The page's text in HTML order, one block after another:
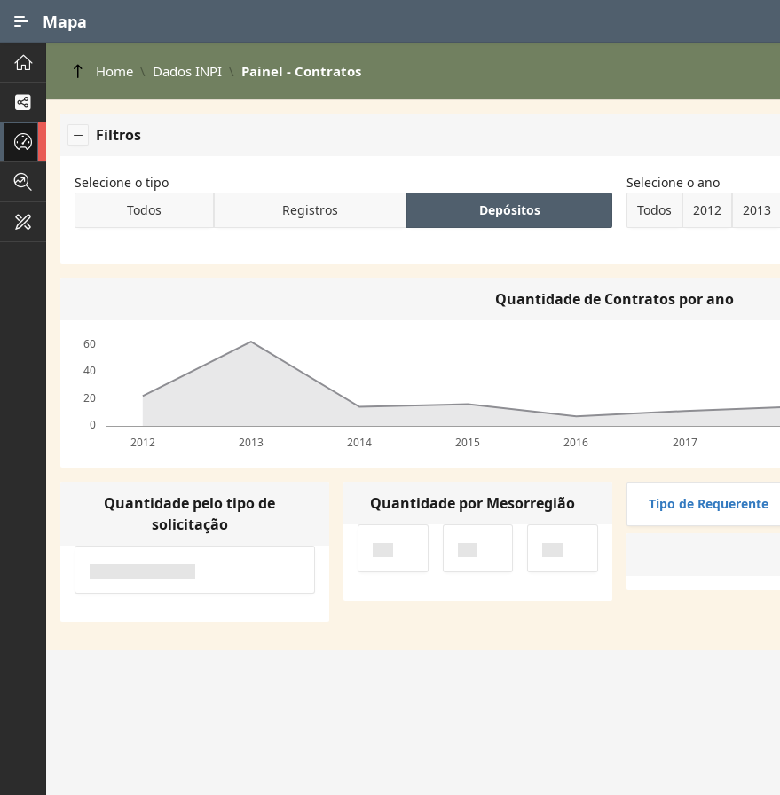
Mapa
Processos de Negócios
Home Dados INPI Painel - Contratos
Filtros
Selecione o tipo
Todos
Registros Depósitos
Selecione o ano
Todos
2012 2013
Quantidade de Contratos por ano
0
20
40
60
2012 2013 2014 2015 2016 2017
Quantidade pelo tipo de
solicitação
Quantidade por Mesorregião Tipo de Requerente